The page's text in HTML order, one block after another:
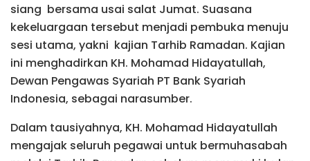
siang bersama usai salat Jumat. Suasana
kekeluargaan tersebut menjadi pembuka menuju
sesi utama, yakni kajian Tarhib Ramadan. Kajian
ini menghadirkan KH. Mohamad Hidayatullah,
Dewan Pengawas Syariah PT Bank Syariah
Indonesia, sebagai narasumber.
Dalam tausiyahnya, KH. Mohamad Hidayatullah
mengajak seluruh pegawai untuk bermuhasabah